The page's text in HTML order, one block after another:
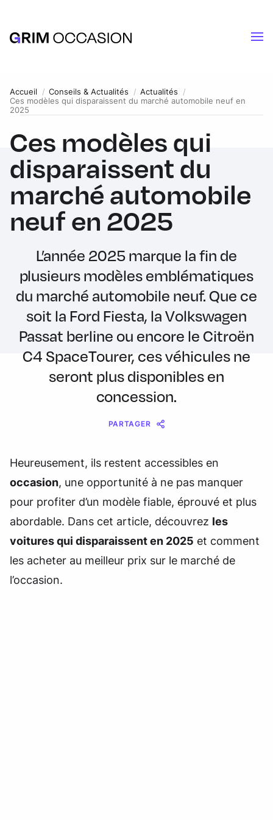
Accueil Conseils & Actualités
Actualités
Ces modèles qui disparaissent du marché automobile neuf en
2025
Ces modèles qui
disparaissent du
marché automobile
neuf en 2025
L’année 2025 marque la fin de
plusieurs modèles emblématiques
du marché automobile neuf. Que ce
soit la Ford Fiesta, la Volkswagen
Passat berline ou encore le Citroën
C4 SpaceTourer, ces véhicules ne
seront plus disponibles en
concession.
PARTAGER
Message
Messenger
WhatsApp
Copy
Link
Share
Heureusement, ils restent accessibles en
occasion, une opportunité à ne pas manquer
pour profiter d’un modèle fiable, éprouvé et plus
abordable. Dans cet article, découvrez les
voitures qui disparaissent en 2025 et comment
les acheter au meilleur prix sur le marché de
l’occasion.